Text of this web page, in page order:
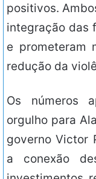
positivos.
integração das
e prometeram
redução da
Os números
orgulho para
governo Victor
a conexão